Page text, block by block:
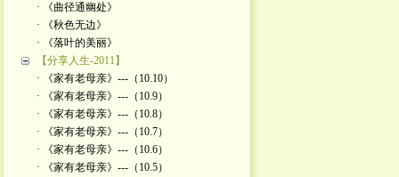
· 《曲径通幽处》
· 《秋色无边》
· 《落叶的美丽》
【分享人生-2011】
· 《家有老母亲》---（10.10）
· 《家有老母亲》---（10.9）
· 《家有老母亲》---（10.8）
· 《家有老母亲》---（10.7）
· 《家有老母亲》---（10.6）
· 《家有老母亲》---（10.5）